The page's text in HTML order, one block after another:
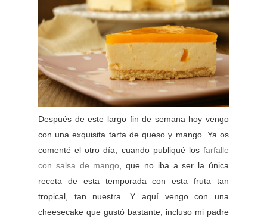
Después de este largo fin de semana hoy vengo
con una exquisita tarta de queso y mango. Ya os
comenté el otro día, cuando publiqué los farfalle
con salsa de mango, que no iba a ser la única
receta de esta temporada con esta fruta tan
tropical, tan nuestra. Y aquí vengo con una
cheesecake que gustó bastante, incluso mi padre